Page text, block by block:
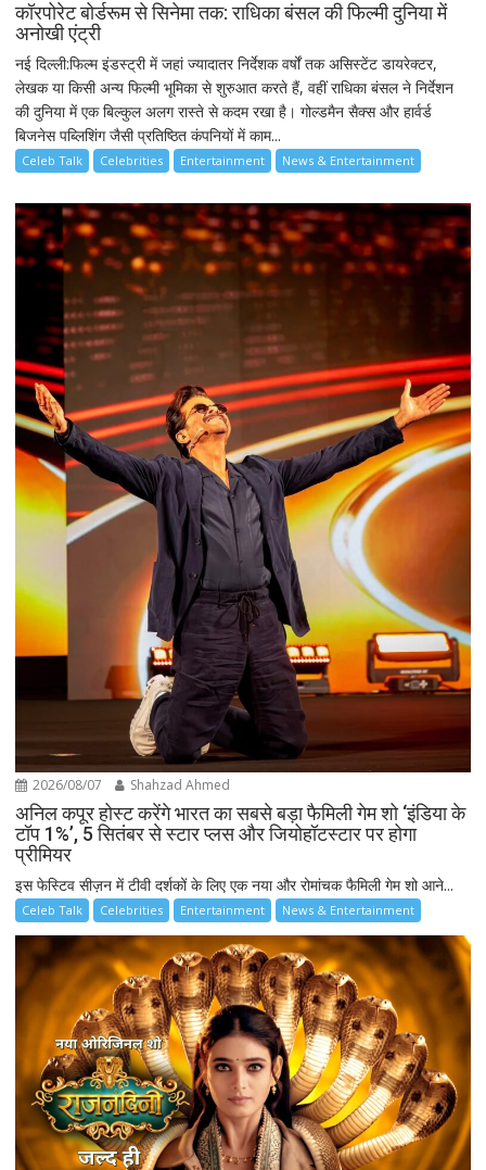
कॉरपोरेट बोर्डरूम से सिनेमा तक: राधिका बंसल की फिल्मी दुनिया में
अनोखी एंट्री
नई दिल्ली:फिल्म इंडस्ट्री में जहां ज्यादातर निर्देशक वर्षों तक असिस्टेंट डायरेक्टर,
लेखक या किसी अन्य फिल्मी भूमिका से शुरुआत करते हैं, वहीं राधिका बंसल ने निर्देशन
की दुनिया में एक बिल्कुल अलग रास्ते से कदम रखा है। गोल्डमैन सैक्स और हार्वर्ड
बिजनेस पब्लिशिंग जैसी प्रतिष्ठित कंपनियों में काम...
Celeb Talk Celebrities Entertainment News & Entertainment
2026/08/07 Shahzad Ahmed
अनिल कपूर होस्ट करेंगे भारत का सबसे बड़ा फैमिली गेम शो ‘इंडिया के
टॉप 1%’, 5 सितंबर से स्टार प्लस और जियोहॉटस्टार पर होगा
प्रीमियर
इस फेस्टिव सीज़न में टीवी दर्शकों के लिए एक नया और रोमांचक फैमिली गेम शो आने...
Celeb Talk Celebrities Entertainment News & Entertainment